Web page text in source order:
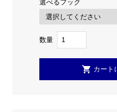
選べるフック
数量